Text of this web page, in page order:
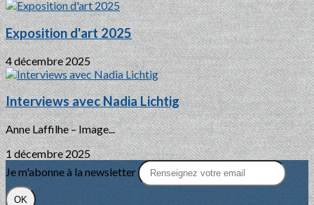
Exposition d'art 2025
4 décembre 2025
Interviews avec Nadia Lichtig
Anne Laffilhe – Image...
1 décembre 2025
Je m'abonne à la newsletter
OK